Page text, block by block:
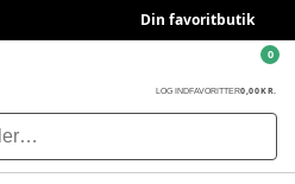
Din favoritbutik
LOG INDFAVORITTER0,00 KR.
0